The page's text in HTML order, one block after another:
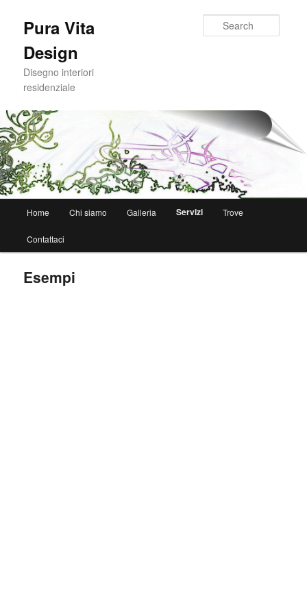
primary
content
Pura Vita
Design
Disegno interiori
residenziale
Home Chi siamo Galleria Servizi Trove
Contattaci
Esempi